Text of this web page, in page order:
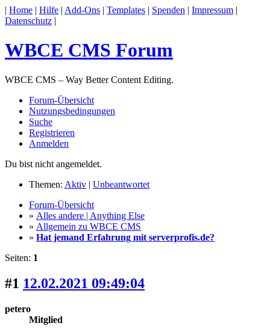
| Home | Hilfe | Add-Ons | Templates | Spenden | Impressum |
Datenschutz |
WBCE CMS Forum
WBCE CMS – Way Better Content Editing.
Forum-Übersicht
Nutzungsbedingungen
Suche
Registrieren
Anmelden
Du bist nicht angemeldet.
Themen: Aktiv | Unbeantwortet
Forum-Übersicht
» Alles andere | Anything Else
» Allgemein zu WBCE CMS
» Hat jemand Erfahrung mit serverprofis.de?
Seiten: 1
#1 12.02.2021 09:49:04
petero
Mitglied